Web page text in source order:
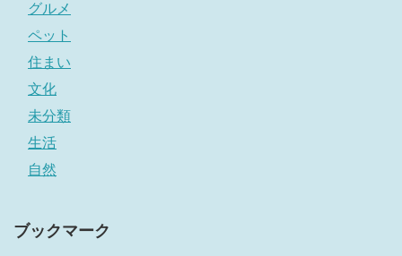
グルメ
ペット
住まい
文化
未分類
生活
自然
ブックマーク